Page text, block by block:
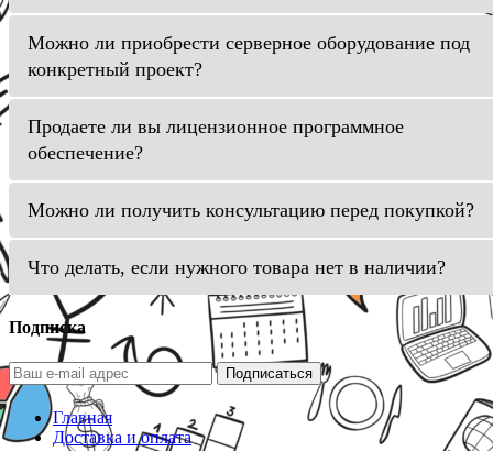
Можно ли приобрести серверное оборудование под
конкретный проект?
Продаете ли вы лицензионное программное
обеспечение?
Можно ли получить консультацию перед покупкой?
Что делать, если нужного товара нет в наличии?
Подписка
Подписаться
Главная
Доставка и оплата